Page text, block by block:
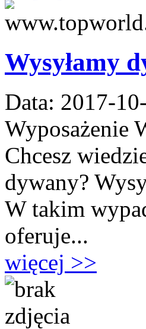
Wysyłamy
Data: 2017-
Wyposażenie
Chcesz
dywany?
W takim
oferuje...
więcej >>